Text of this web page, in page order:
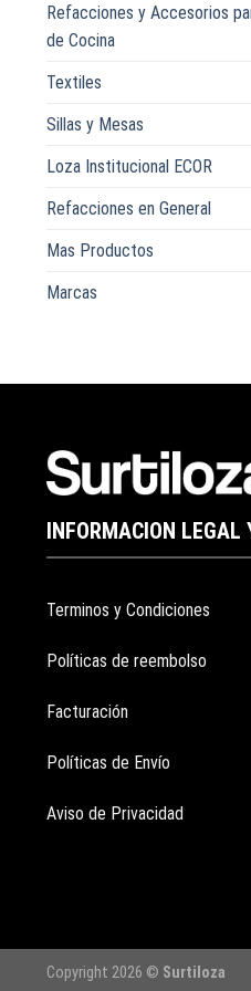
Refacciones y Accesorios
de Cocina
Textiles
Sillas y Mesas
Loza Institucional ECOR
Refacciones en General
Mas Productos
Marcas
INFORMACION LEGAL
Terminos y Condiciones
Políticas de reembolso
Facturación
Políticas de Envío
Aviso de Privacidad
Copyright 2026 © Surtiloza